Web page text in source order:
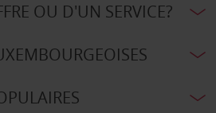
OU D'UN SERVICE?